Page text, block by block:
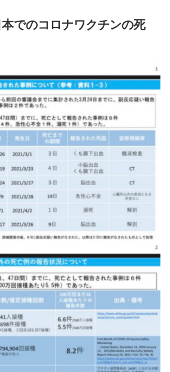
でのコロナワクチンの死